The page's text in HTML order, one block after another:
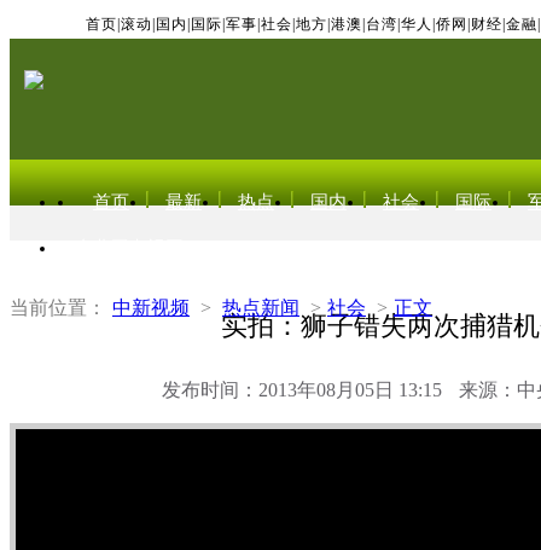
首页 滚动 国内 国际 军事 社会 地方 港澳 台湾 华人 侨网 财经 金融
首页 最新 热点 国内 社会 国际
当前位置： 中新视频 > 热点新闻 > 社会 > 正文
实拍：狮子错失两次捕猎
发布时间：2013年08月05日 13:15 来源：中